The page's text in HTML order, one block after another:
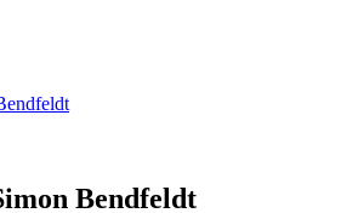
Bendfeldt